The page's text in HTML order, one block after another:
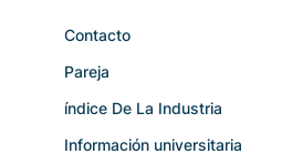
Contacto
Pareja
índice De La Industria
Información universitaria